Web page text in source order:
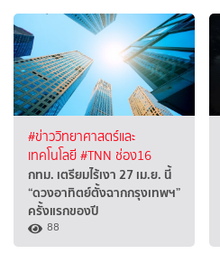
#ข่าววิทยาศาสตร์และ
เทคโนโลยี#TNN ช่อง16
กทม. เตรียมไร้เงา 27 เม.ย. นี้
“ดวงอาทิตย์ตั้งฉากกรุงเทพฯ”
ครั้งแรกของปี
88